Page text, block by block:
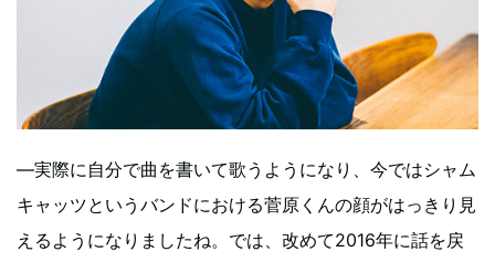
―実際に自分で曲を書いて歌うようになり、今ではシャム
キャッツというバンドにおける菅原くんの顔がはっきり見
えるようになりましたね。では、改めて2016年に話を戻